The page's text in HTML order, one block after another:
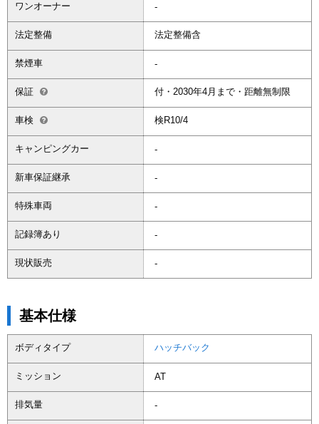
ワンオーナー -
法定整備 法定整備含
禁煙車 -
保証 付・2030年4月まで・距離無制限
車検 検R10/4
キャンピングカー -
新車保証継承 -
特殊車両 -
記録簿あり -
現状販売 -
基本仕様
ボディタイプ ハッチバック
ミッション AT
排気量 -